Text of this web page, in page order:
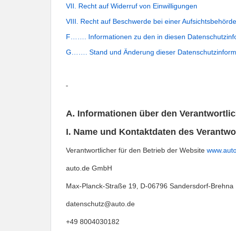
VII. Recht auf Widerruf von Einwilligungen
VIII. Recht auf Beschwerde bei einer Aufsichtsbehörde
F……. Informationen zu den in diesen
G……. Stand und Änderung dieser
A. Informationen über den
I. Name und Kontaktdaten des
Verantwortlicher für den Betrieb der Website
auto.de GmbH
Max-Planck-Straße 19, D-06796 Sandersdorf-Brehna
datenschutz@auto.de
+49 8004030182